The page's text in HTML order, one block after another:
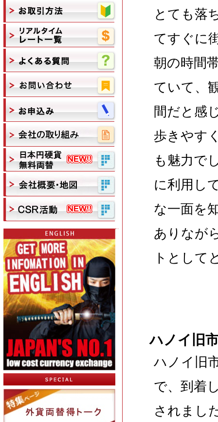
とても落
てすぐに
朝の時間
ていて、
間だと感
歩きやす
も魅力で
に利用し
な一面を
ありなが
トとして
ハノイ旧
ハノイ旧
で、到着
されまし